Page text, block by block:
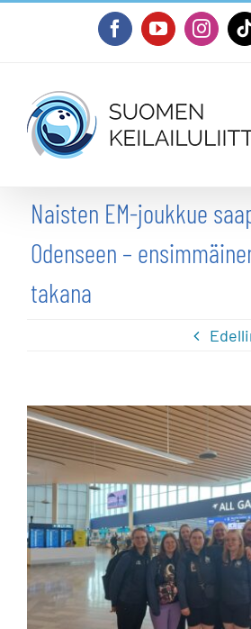
FacebookYouTube
Naisten EM-joukkue
Odenseen –
takana
Katso
kuvaa
isompana